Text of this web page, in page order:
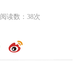
阅读数： 38次